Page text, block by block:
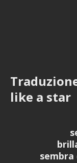
like a star
sembra